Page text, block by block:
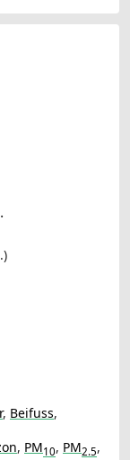
, Beifuss,
, PM10, PM2.5,